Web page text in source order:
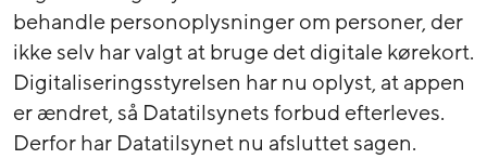
behandle personoplysninger om personer, der
ikke selv har valgt at bruge det digitale kørekort.
Digitaliseringsstyrelsen har nu oplyst, at appen
er ændret, så Datatilsynets forbud efterleves.
Derfor har Datatilsynet nu afsluttet sagen.